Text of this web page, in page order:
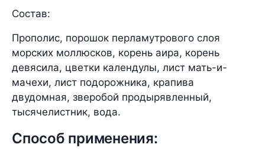
Состав:
Прополис, порошок перламутрового слоя
морских моллюсков, корень аира, корень
девясила, цветки календулы, лист мать-и-
мачехи, лист подорожника, крапива
двудомная, зверобой продырявленный,
тысячелистник, вода.
Способ применения: